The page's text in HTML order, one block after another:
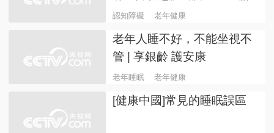
認知障礙 老年健康
老年人睡不好，不能坐視不
管 | 享銀齡 護安康
老年睡眠 老年健康
[健康中國]常見的睡眠誤區